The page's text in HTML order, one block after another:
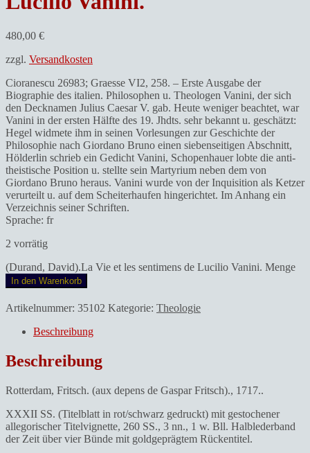
480,00 €
zzgl. Versandkosten
Cioranescu 26983; Graesse VI2, 258. – Erste Ausgabe der
Biographie des italien. Philosophen u. Theologen Vanini, der sich
den Decknamen Julius Caesar V. gab. Heute weniger beachtet, war
Vanini in der ersten Hälfte des 19. Jhdts. sehr bekannt u. geschätzt:
Hegel widmete ihm in seinen Vorlesungen zur Geschichte der
Philosophie nach Giordano Bruno einen siebenseitigen Abschnitt,
Hölderlin schrieb ein Gedicht Vanini, Schopenhauer lobte die anti-
theistische Position u. stellte sein Martyrium neben dem von
Giordano Bruno heraus. Vanini wurde von der Inquisition als Ketzer
verurteilt u. auf dem Scheiterhaufen hingerichtet. Im Anhang ein
Verzeichnis seiner Schriften.
Sprache: fr
2 vorrätig
(Durand, David).La Vie et les sentimens de Lucilio Vanini. Menge
In den Warenkorb
Artikelnummer: 35102 Kategorie: Theologie
Beschreibung
Beschreibung
Rotterdam, Fritsch. (aux depens de Gaspar Fritsch)., 1717..
XXXII SS. (Titelblatt in rot/schwarz gedruckt) mit gestochener
allegorischer Titelvignette, 260 SS., 3 nn., 1 w. Bll. Halblederband
der Zeit über vier Bünde mit goldgeprägtem Rückentitel.